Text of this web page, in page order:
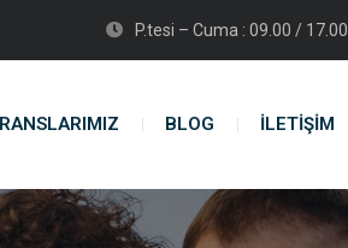
P.tesi – Cuma : 09.00 / 17.00
BLOG İLETİŞİM